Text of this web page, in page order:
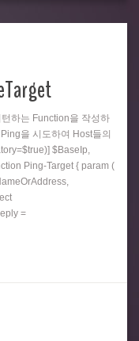
하는 Function을 작성하
을 시도하여 Host들의
$BaseIp,
Ping-Target { param (
=